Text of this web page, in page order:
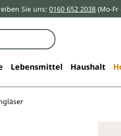
Sie uns: 0160 652 2038 (Mo-Fr
Lebensmittel Haushalt